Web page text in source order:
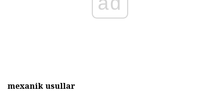
mexanik usullar